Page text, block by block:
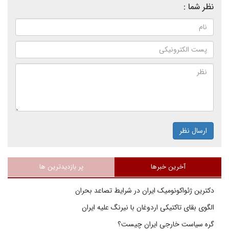
نظر شما :
ارسال نظر
آخرین خبرها پر بازدیدترین ها
دکترین ژئواکونومیک ایران در شرایط تصاعد بحران
الگوی بقای تاکتیکی اردوغان با نیرنگ علیه ایران
گره سیاست خارجی ایران چیست؟